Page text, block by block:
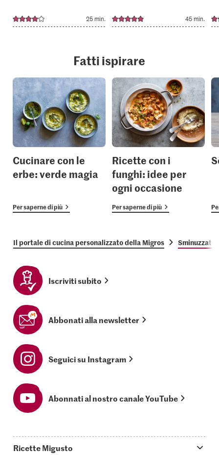
25 min. 45 min.
Fatti ispirare
Cucinare con le
erbe: verde magia
Per saperne di più
Ricette con i
funghi: idee per
ogni occasione
Per saperne di più
Il portale di cucina personalizzato della Migros Sminuzzato
Iscriviti subito
Abbonati alla newsletter
Seguici su Instagram
Abonnati al nostro canale YouTube
Ricette Migusto